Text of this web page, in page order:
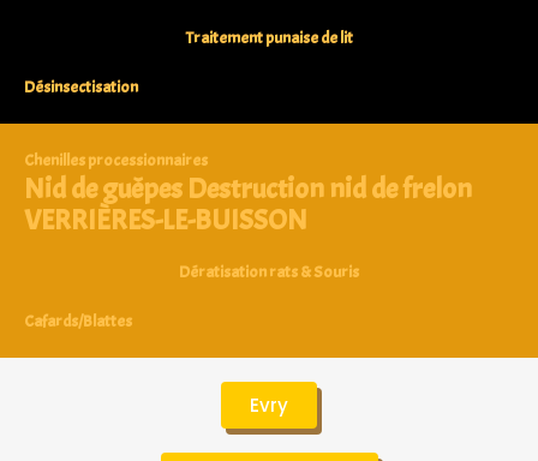
Traitement punaise de lit
Désinsectisation
Chenilles processionnaires
Nid de guêpes Destruction nid de frelon
VERRIÈRES-LE-BUISSON
Dératisation rats & Souris
Cafards/Blattes
Evry